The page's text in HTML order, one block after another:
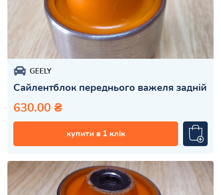
GEELY
Сайлентблок переднього важеля задній
630.00 ₴
купити в 1 клік